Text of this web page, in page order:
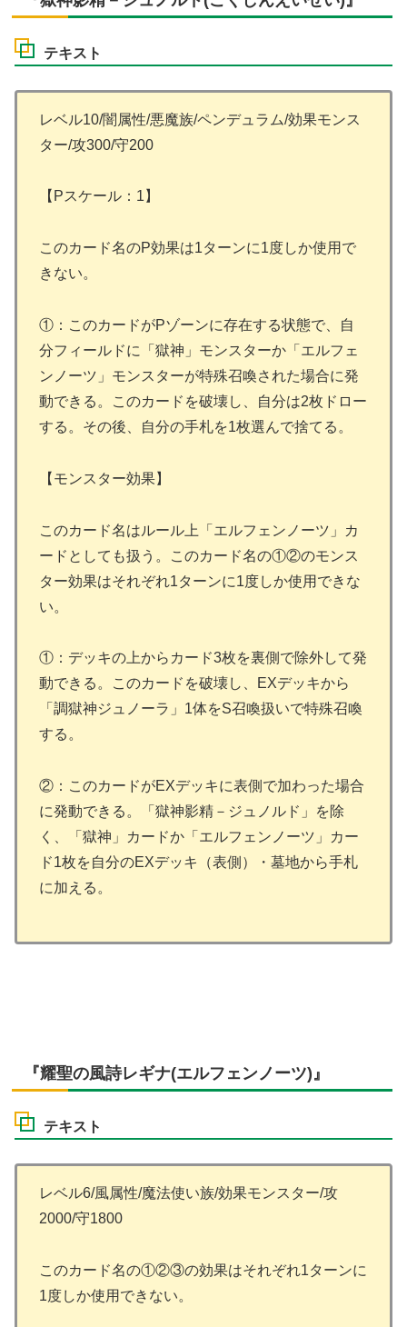
テキスト
レベル10/闇属性/悪魔族/ペンデュラム/効果モンス
ター/攻300/守200
【Pスケール：1】
このカード名のP効果は1ターンに1度しか使用で
きない。
①：このカードがPゾーンに存在する状態で、自
分フィールドに「獄神」モンスターか「エルフェ
ンノーツ」モンスターが特殊召喚された場合に発
動できる。このカードを破壊し、自分は2枚ドロー
する。その後、自分の手札を1枚選んで捨てる。
【モンスター効果】
このカード名はルール上「エルフェンノーツ」カ
ードとしても扱う。このカード名の①②のモンス
ター効果はそれぞれ1ターンに1度しか使用できな
い。
①：デッキの上からカード3枚を裏側で除外して発
動できる。このカードを破壊し、EXデッキから
「調獄神ジュノーラ」1体をS召喚扱いで特殊召喚
する。
②：このカードがEXデッキに表側で加わった場合
に発動できる。「獄神影精－ジュノルド」を除
く、「獄神」カードか「エルフェンノーツ」カー
ド1枚を自分のEXデッキ（表側）・墓地から手札
に加える。
『耀聖の風詩レギナ(エルフェンノーツ)』
テキスト
レベル6/風属性/魔法使い族/効果モンスター/攻
2000/守1800
このカード名の①②③の効果はそれぞれ1ターンに
1度しか使用できない。